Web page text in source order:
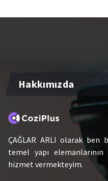
Hakkımızda
ÇAĞLAR ARLI olarak ben
temel yapı
hizmet vermekteyim.